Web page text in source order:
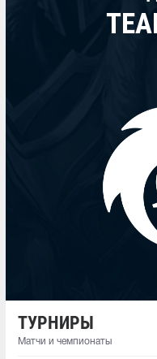
ТУРНИРЫ
Матчи и чемпионаты